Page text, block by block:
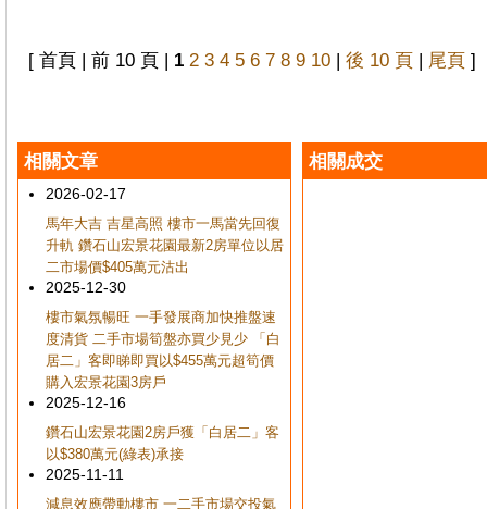
[ 首頁 | 前 10 頁 | 1 2 3 4 5 6 7 8 9 10 | 後 10 頁 | 尾頁 ]
相關文章
2026-02-17
馬年大吉 吉星高照 樓市一馬當先回復
升軌 鑽石山宏景花園最新2房單位以居
二市場價$405萬元沽出
2025-12-30
樓市氣氛暢旺 一手發展商加快推盤速
度清貨 二手市場筍盤亦買少見少 「白
居二」客即睇即買以$455萬元超筍價
購入宏景花園3房戶
2025-12-16
鑽石山宏景花園2房戶獲「白居二」客
以$380萬元(綠表)承接
2025-11-11
減息效應帶動樓市 一二手市場交投氣
相關成交